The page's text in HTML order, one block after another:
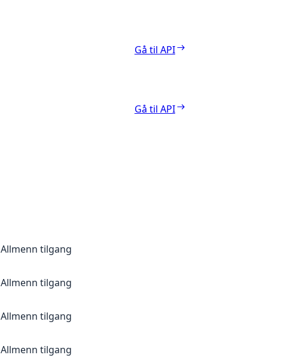
Gå til API
Gå til API
Allmenn tilgang
Allmenn tilgang
Allmenn tilgang
Allmenn tilgang